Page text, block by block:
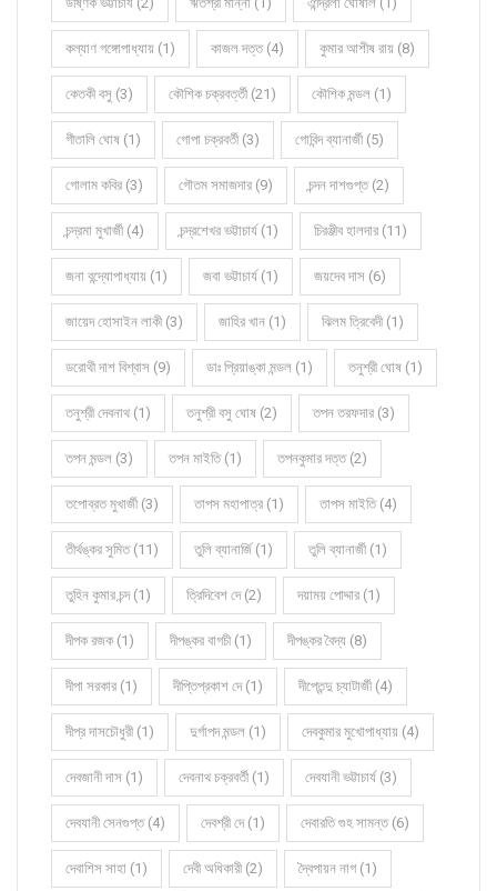
কল্যাণ গঙ্গোপাধ্যায় (1) কাজল দত্ত (4) কুমার আশীষ রায় (8)
কেতকী বসু (3) কৌশিক চক্রবর্ত্তী (21) কৌশিক মন্ডল (1)
গীতালি ঘোষ (1) গোপা চক্রবর্তী (3) গোবিন্দ ব্যানার্জী (5)
গোলাম কবির (3) গৌতম সমাজদার (9) চন্দন দাশগুপ্ত (2)
চন্দ্রমা মুখার্জী (4) চন্দ্রশেখর ভট্টাচার্য (1) চিরঞ্জীব হালদার (11)
জনা বন্দ্যোপাধ্যায় (1) জবা ভট্টাচার্য (1) জয়দেব দাস (6)
জায়েদ হোসাইন লাকী (3) জাহির খান (1) ঝিলম ত্রিবেদী (1)
ডরোথী দাশ বিশ্বাস (9) ডাঃ প্রিয়াঙ্কা মন্ডল (1) তনুশ্রী ঘোষ (1)
তনুশ্রী দেবনাথ (1) তনুশ্রী বসু ঘোষ (2) তপন তরফদার (3)
তপন মন্ডল (3) তপন মাইতি (1) তপনকুমার দত্ত (2)
তপোব্রত মুখার্জী (3) তাপস মহাপাত্র (1) তাপস মাইতি (4)
তীর্থঙ্কর সুমিত (11) তুলি ব্যানার্জি (1) তুলি ব্যানার্জী (1)
তুহিন কুমার চন্দ (1) ত্রিদিবেশ দে (2) দয়াময় পোদ্দার (1)
দীপক রজক (1) দীপঙ্কর বাগচী (1) দীপঙ্কর বৈদ্য (8)
দীপা সরকার (1) দীপ্তিপ্রকাশ দে (1) দীপ্তেন্দু চ্যাটার্জী (4)
দীপ্র দাসচৌধুরী (1) দুর্গাপদ মন্ডল (1) দেবকুমার মুখোপাধ্যায় (4)
দেবজানী দাস (1) দেবনাথ চক্রবর্তী (1) দেবযানী ভট্টাচার্য (3)
দেবযানী সেনগুপ্ত (4) দেবশ্রী দে (1) দেবারতি গুহ সামন্ত (6)
দেবাশিস সাহা (1) দেবী অধিকারী (2) দ্বৈপায়ন নাগ (1)